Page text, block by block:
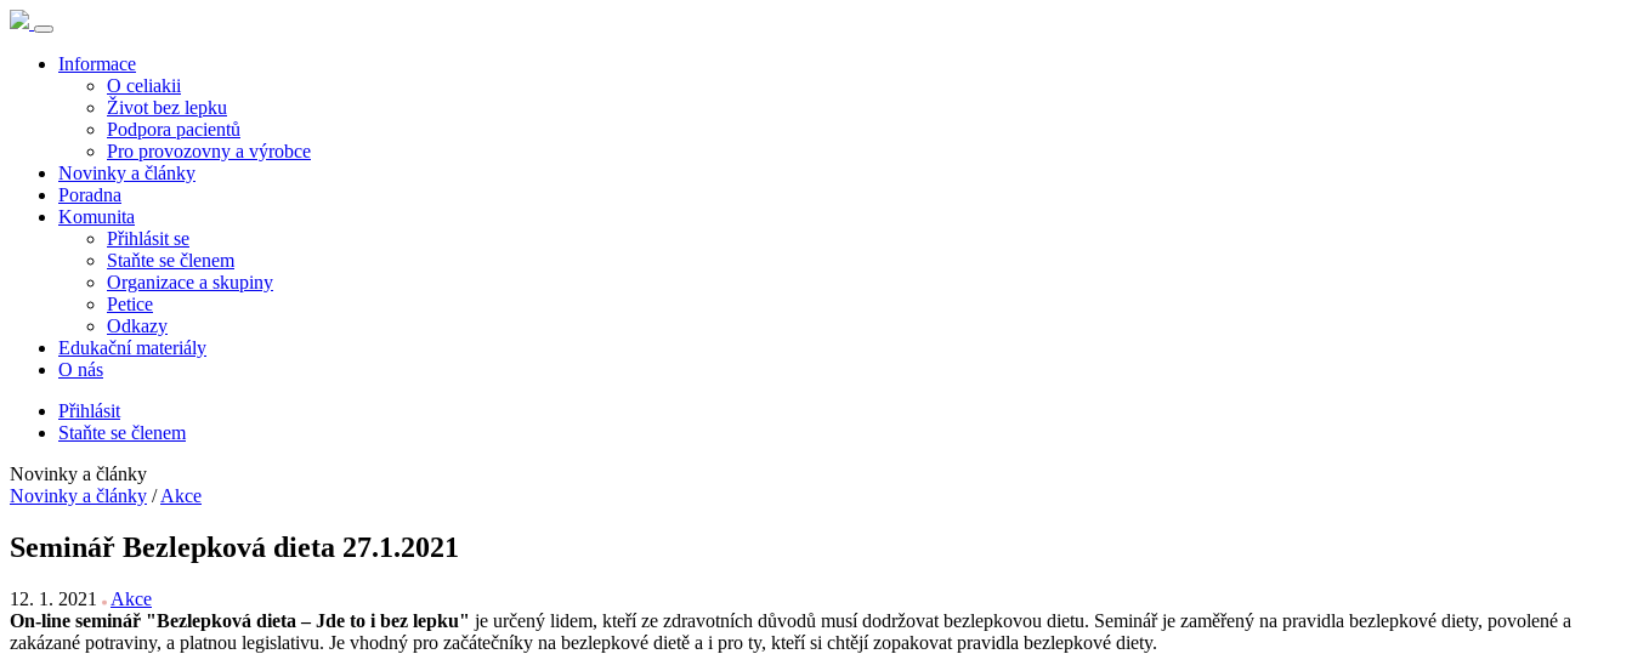
Informace
O celiakii
Život bez lepku
Podpora pacientů
Pro provozovny a výrobce
Novinky a články
Poradna
Komunita
Přihlásit se
Staňte se členem
Organizace a skupiny
Petice
Odkazy
Edukační materiály
O nás
Přihlásit
Staňte se členem
Novinky a články
Novinky a články / Akce
Seminář Bezlepková dieta 27.1.2021
12. 1. 2021
Akce
On-line seminář "Bezlepková dieta – Jde to i bez lepku" je určený lidem, kteří ze zdravotních důvodů musí dodržovat bezlepkovou dietu. Seminář je zaměřený na pravidla bezlepkové diety, povolené a
zakázané potraviny, a platnou legislativu. Je vhodný pro začátečníky na bezlepkové dietě a i pro ty, kteří si chtějí zopakovat pravidla bezlepkové diety.